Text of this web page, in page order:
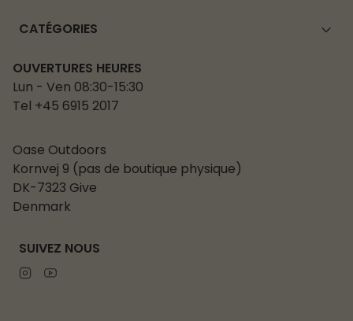
CATÉGORIES
OUVERTURES HEURES
Lun - Ven 08:30-15:30
Tel +45 6915 2017
Oase Outdoors
Kornvej 9 (pas de boutique physique)
DK-7323 Give
Denmark
SUIVEZ NOUS
Instagram
Youtube